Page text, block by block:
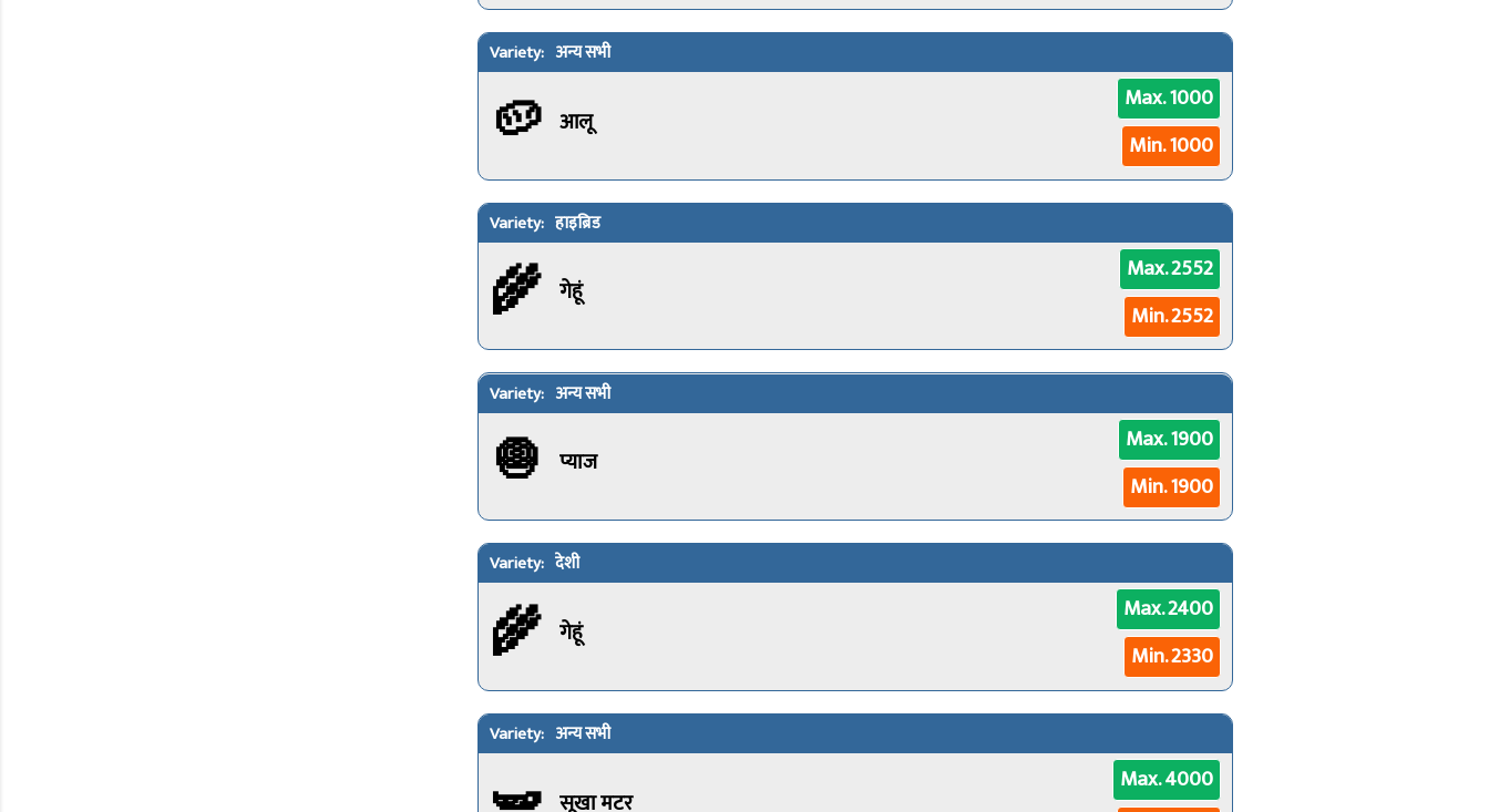
अन्य सभी
🥔 आलू
Max. 1000
Min. 1000
हाइब्रिड
🌾 गेहूं
Max. 2552
Min. 2552
अन्य सभी
🧅 प्याज
Max. 1900
Min. 1900
देशी
🌾 गेहूं
Max. 2400
Min. 2330
अन्य सभी
सूखा मटर
Max. 4000